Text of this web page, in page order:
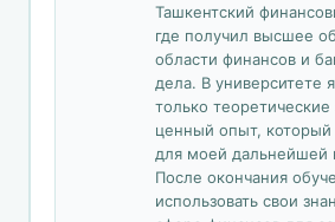
Ташкентский
где получил высшее
области финансов и
дела. В университете
только теоретические
ценный опыт, который
для моей дальнейшей
После окончания
использовать свои